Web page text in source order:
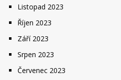
Listopad 2023
Říjen 2023
Září 2023
Srpen 2023
Červenec 2023